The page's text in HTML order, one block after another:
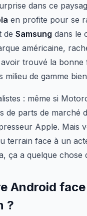
dans ce
en profite pour se
de Samsung dans le
américaine,
trouvé la bonne
milieu de gamme
: même si
de parts de marché
Apple. Mais
terrain face à un
ça a quelque chose
Android
?